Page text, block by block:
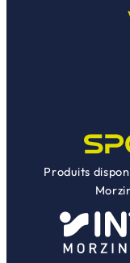
Produits